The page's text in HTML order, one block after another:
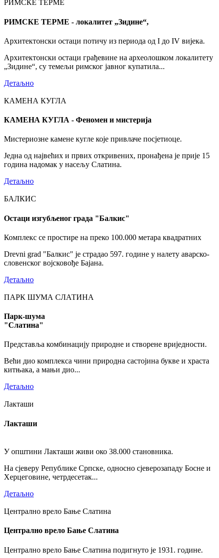
РИМСКЕ ТЕРМЕ
РИМСКЕ ТЕРМЕ - локалитет „Зидине“,
Архитектонски остаци потичу из периода од I до IV вијека.
Архитектонски остаци грађевине на археолошком локалитету
„Зидине“, су темељи римског јавног купатила...
Детаљно
КАМЕНА КУГЛА
КАМЕНА КУГЛА - Феномен и мистерија
Мистериозне камене кугле које привлаче посјетиоце.
Једна од највећих и првих откривених, пронађена је прије 15
година надомак у насељу Слатина.
Детаљно
БАЛКИС
Остаци изгубљеног града "Балкис"
Комплекс се простире на преко 100.000 метара квадратних
Drevni grad "Балкис" је страдао 597. године у налету аварско-
словенског војсковође Бајана.
Детаљно
ПАРК ШУМА СЛАТИНА
Парк-шума
"Слатина"
Представља комбинацију природне и створене вриједности.
Већи дио комплекса чини природна састојина букве и храста
китњака, а мањи дио...
Детаљно
Лакташи
Лакташи
У општини Лакташи живи око 38.000 становника.
На сјеверу Републике Српске, односно сјеверозападу Босне и
Херцеговине, четрдесетак...
Детаљно
Централно врело Бање Слатина
Централно врело Бање Слатина
Централно врело Бање Слатина подигнуто је 1931. године.